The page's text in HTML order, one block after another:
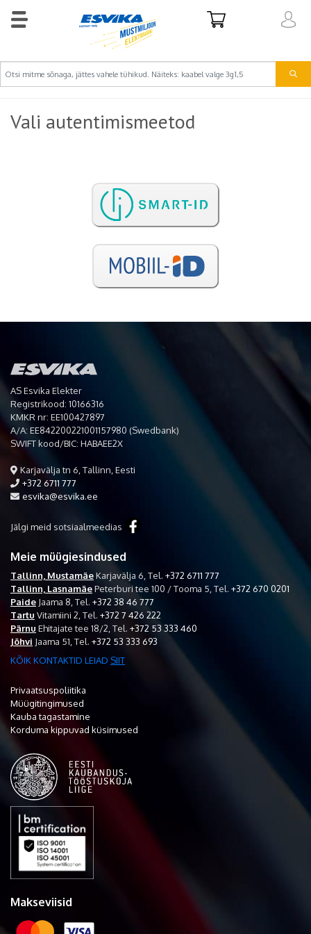
Vali autentimismeetod
AS Esvika Elekter
Registrikood: 10166316
KMKR nr: EE100427897
A/A: EE842200221001157980 (Swedbank)
SWIFT kood/BIC: HABAEE2X
Karjavälja tn 6, Tallinn, Eesti
+372 6711 777
esvika@esvika.ee
Jälgi meid sotsiaalmeedias
Meie müügiesindused
Tallinn, MustamäeKarjavälja 6, Tel. +372 6711 777
Tallinn, LasnamäePeterburi tee 100 / Tooma 5, Tel. +372 670 0201
Paide Jaama 8, Tel. +372 38 46 777
Tartu Vitamiini 2, Tel. +372 7 426 222
Pärnu Ehitajate tee 18/2, Tel. +372 53 333 460
Jõhvi Jaama 51, Tel. +372 53 333 693
KÕIK KONTAKTID LEIAD SIIT
Privaatsuspoliitika
Müügitingimused
Kauba tagastamine
Korduma kippuvad küsimused
Makseviisid